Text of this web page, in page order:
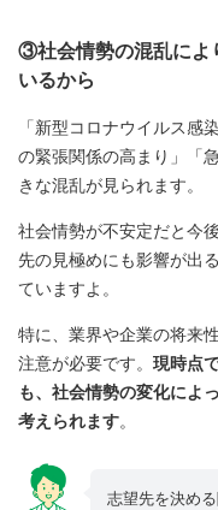
③社会情勢の混乱によ
いるから
「新型コロナウイルス感
の緊張関係の高まり」「
きな混乱が見られます。
社会情勢が不安定だと今
先の見極めにも影響が出
ていますよ。
特に、業界や企業の将来
注意が必要です。 現時点
も、社会情勢の変化によ
考えられます。
志望先を決め